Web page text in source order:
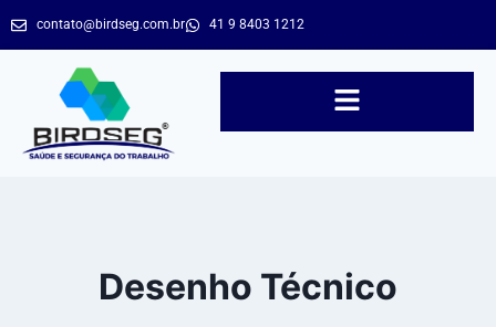
contato@birdseg.com.br 41 9 8403 1212
Desenho Técnico